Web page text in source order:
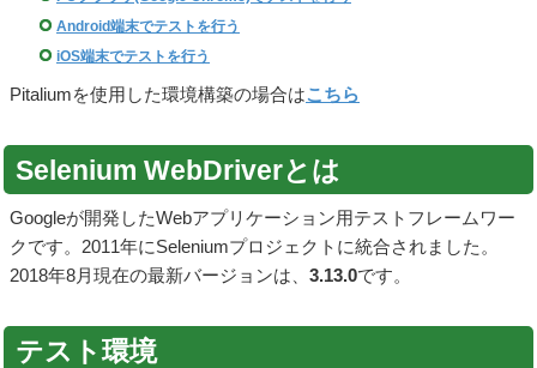
Android端末でテストを行う
iOS端末でテストを行う
Pitaliumを使用した環境構築の場合はこちら
Selenium WebDriverとは
Googleが開発したWebアプリケーション用テストフレームワー
クです。2011年にSeleniumプロジェクトに統合されました。
2018年8月現在の最新バージョンは、 3.13.0です。
テスト環境